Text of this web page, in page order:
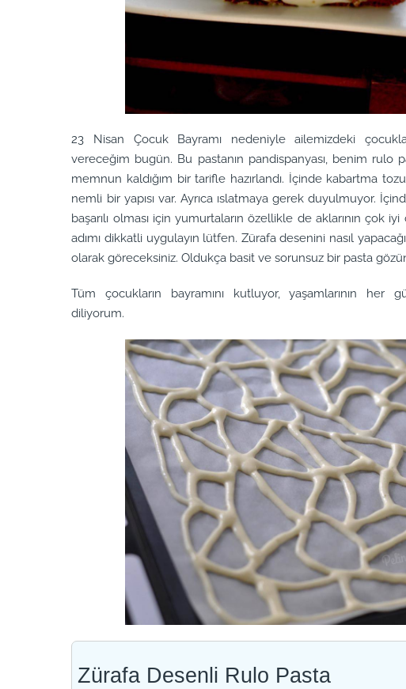
23 Nisan Çocuk Bayramı nedeniyle ailemizdeki
vereceğim bugün. Bu pastanın pandispanyası, benim rulo
memnun kaldığım bir tarifle hazırlandı. İçinde kabartma
nemli bir yapısı var. Ayrıca ıslatmaya gerek duyulmuyor.
başarılı olması için yumurtaların özellikle de aklarının çok
adımı dikkatli uygulayın lütfen. Zürafa desenini nasıl
olarak göreceksiniz. Oldukça basit ve sorunsuz bir pasta
Tüm çocukların bayramını kutluyor, yaşamlarının her
diliyorum.
Zürafa Desenli Rulo Pasta